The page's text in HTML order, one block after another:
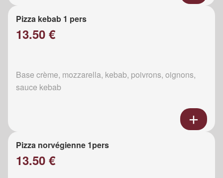
Pizza kebab 1 pers
13.50 €
Base crème, mozzarella, kebab, poivrons, oignons,
sauce kebab
Pizza norvégienne 1pers
13.50 €